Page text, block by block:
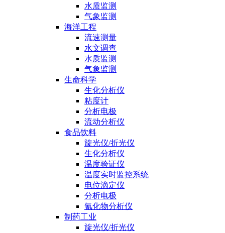
水质监测
气象监测
海洋工程
流速测量
水文调查
水质监测
气象监测
生命科学
生化分析仪
粘度计
分析电极
流动分析仪
食品饮料
旋光仪/折光仪
生化分析仪
温度验证仪
温度实时监控系统
电位滴定仪
分析电极
氰化物分析仪
制药工业
旋光仪/折光仪